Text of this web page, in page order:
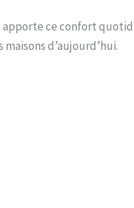
ce confort
d’aujourd’hui.